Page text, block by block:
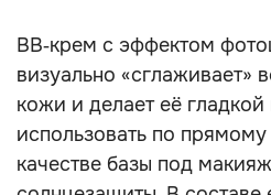
BB‑крем с эффектом
визуально «сглаживает»
кожи и делает её
использовать по
качестве базы под